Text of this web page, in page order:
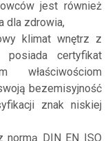
jest również
dla zdrowia,
klimat wnętrz z
posiada certyfikat
bezemisyjność
znak niskiej
DIN EN ISO